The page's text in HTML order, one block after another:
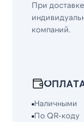
При
компаний.
Наличными
По QR-коду